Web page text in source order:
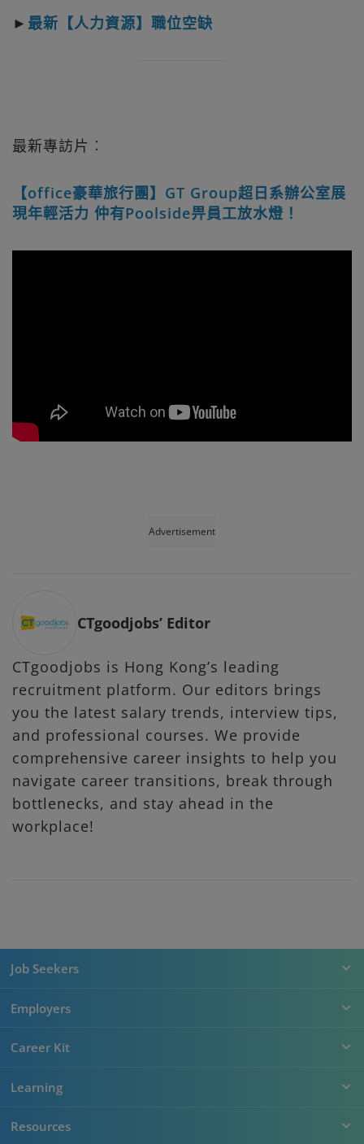
► 最新【人力資源】職位空缺
最新專訪片︰
【office豪華旅行團】GT Group超日系辦公室展
現年輕活力 仲有Poolside畀員工放水燈！
Advertisement
CTgoodjobs’ Editor
CTgoodjobs is Hong Kong’s leading
recruitment platform. Our editors brings
you the latest salary trends, interview tips,
and professional courses. We provide
comprehensive career insights to help you
navigate career transitions, break through
bottlenecks, and stay ahead in the
workplace!
Job Seekers
Employers
Career Kit
Learning
Resources